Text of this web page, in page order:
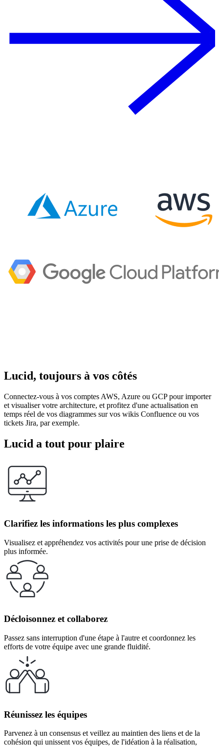
Lucid, toujours à vos côtés
Connectez-vous à vos comptes AWS, Azure ou GCP pour importer
et visualiser votre architecture, et profitez d'une actualisation en
temps réel de vos diagrammes sur vos wikis Confluence ou vos
tickets Jira, par exemple.
Lucid a tout pour plaire
Clarifiez les informations les plus complexes
Visualisez et appréhendez vos activités pour une prise de décision
plus informée.
Décloisonnez et collaborez
Passez sans interruption d'une étape à l'autre et coordonnez les
efforts de votre équipe avec une grande fluidité.
Réunissez les équipes
Parvenez à un consensus et veillez au maintien des liens et de la
cohésion qui unissent vos équipes, de l'idéation à la réalisation,